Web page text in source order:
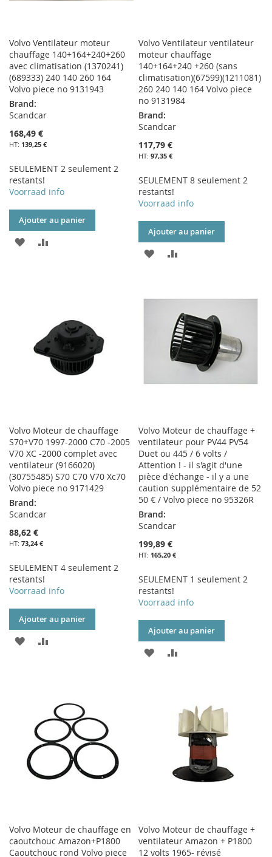
Volvo Ventilateur moteur
chauffage 140+164+240+260
avec climatisation (1370241)
(689333) 240 140 260 164
Volvo piece no 9131943
Brand:
Scandcar
168,49 €
139,25 €
SEULEMENT 2 seulement 2
restants!
Voorraad info
Ajouter au panier
AJOUTER
D’ENVIE
Volvo Ventilateur ventilateur
moteur chauffage
140+164+240 +260 (sans
climatisation)(67599)(1211081)
260 240 140 164 Volvo piece
no 9131984
Brand:
Scandcar
117,79 €
97,35 €
SEULEMENT 8 seulement 2
restants!
Voorraad info
Ajouter au panier
AJOUTER
LISTE
D’ENVIE
Volvo Moteur de chauffage
S70+V70 1997-2000 C70 -2005
V70 XC -2000 complet avec
ventilateur (9166020)
(30755485) S70 C70 V70 Xc70
Volvo piece no 9171429
Brand:
Scandcar
88,62 €
73,24 €
SEULEMENT 4 seulement 2
restants!
Voorraad info
Ajouter au panier
AJOUTER
D’ENVIE
Volvo Moteur de chauffage +
ventilateur pour PV44 PV54
Duet ou 445 / 6 volts /
Attention ! - il s'agit d'une
pièce d'échange - il y a une
caution supplémentaire de 52
50 € / Volvo piece no 95326R
Brand:
Scandcar
199,89 €
165,20 €
SEULEMENT 1 seulement 2
restants!
Voorraad info
Ajouter au panier
AJOUTER
D’ENVIE
Volvo Moteur de chauffage en
caoutchouc Amazon+P1800
Caoutchouc rond Volvo piece
Volvo Moteur de chauffage +
ventilateur Amazon + P1800
12 volts 1965- révisé